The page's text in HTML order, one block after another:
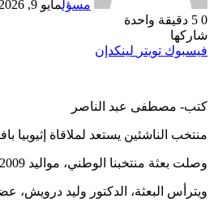
مسؤلمايو 9, 2026
0
دقيقة واحدة
شاركها
فيسبوك تويتر لينكدإن
كتب- مصطفى عبد الناصر
منتخب الناشئين يستعد لملاقاة إثيوبيا
وصلت بعثة منتخبنا الوطني، مواليد 2009، ظهر اليوم، إلى المغرب للمشاركة في بطولة كأس الأمم الأفريقية لكرة القدم، والمؤهلة لكأس العالم في نهاية العام الحالي.
ويترأس البعثة، الدكتور وليد درويش،